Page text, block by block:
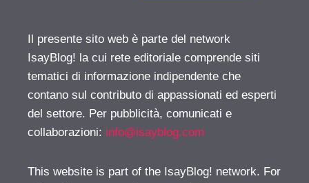
Il presente sito web è parte del network
IsayBlog! la cui rete editoriale comprende siti
tematici di informazione indipendente che
contano sul contributo di appassionati ed esperti
del settore. Per pubblicità, comunicati e
collaborazioni: info@isayblog.com
This website is part of the IsayBlog! network. For